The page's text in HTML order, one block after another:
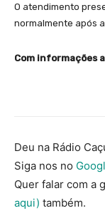
O atendimento
normalmente após
Com informações
Deu na Rádio
Siga nos no
Quer falar com a
aqui) também.